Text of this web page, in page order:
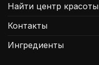
Найти центр красоты
Контакты
Ингредиенты